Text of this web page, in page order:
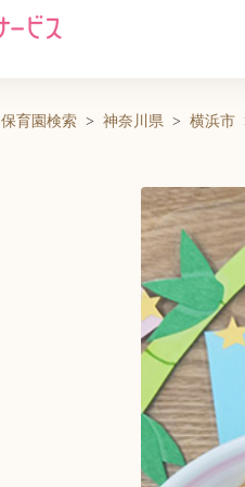
保育園検索 神奈川県 横浜市